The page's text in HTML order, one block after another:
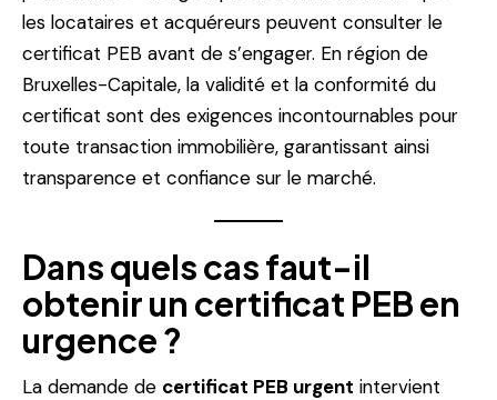
les locataires et acquéreurs peuvent consulter le
certificat PEB avant de s’engager. En région de
Bruxelles-Capitale, la validité et la conformité du
certificat sont des exigences incontournables pour
toute transaction immobilière, garantissant ainsi
transparence et confiance sur le marché.
Dans quels cas faut-il
obtenir un certificat PEB en
urgence ?
La demande de certificat PEB urgent intervient